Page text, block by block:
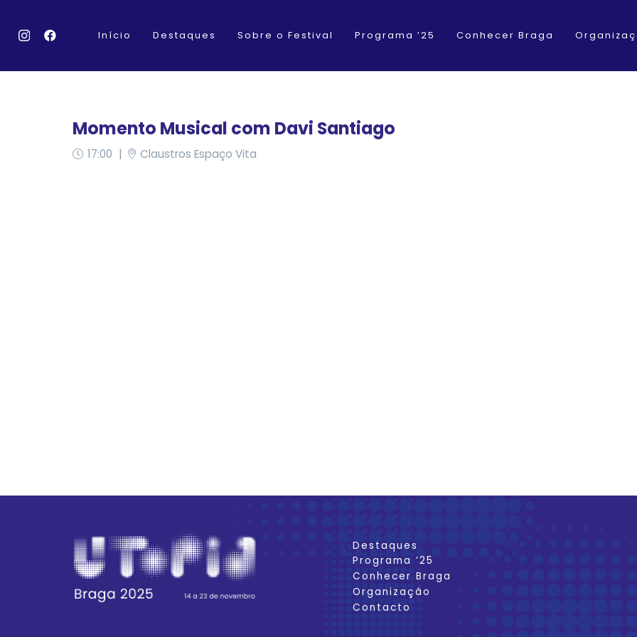
Início Destaques Sobre o Festival Programa ’25 Conhecer Braga
Momento Musical com Davi Santiago
17:00 | Claustros Espaço Vita
Destaques
Programa ’25
Conhecer Braga
Organização
Contacto